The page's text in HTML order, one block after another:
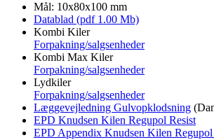
Mål: 10x80x100 mm
Datablad (pdf 1.00 Mb)
Kombi Kiler
Forpakning/salgsenheder
Kombi Max Kiler
Forpakning/salgsenheder
Lydkiler
Forpakning/salgsenheder
Læggevejledning Gulvopklodsning
EPD Knudsen Kilen Regupol Resist
EPD Appendix Knudsen Kilen Regupol